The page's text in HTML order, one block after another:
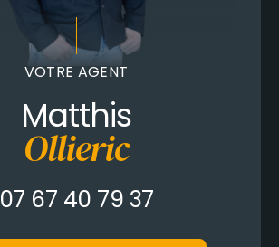
VOTRE AGENT
Matthis
Ollieric
07 67 40 79 37